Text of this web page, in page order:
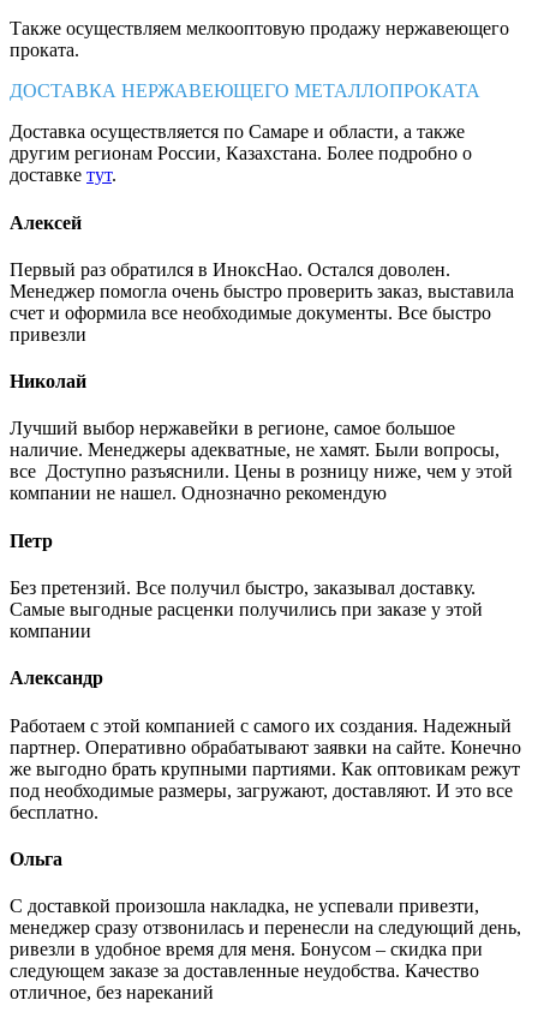
Также осуществляем мелкооптовую продажу нержавеющего
проката.
ДОСТАВКА НЕРЖАВЕЮЩЕГО МЕТАЛЛОПРОКАТА
Доставка осуществляется по Самаре и области, а также
другим регионам России, Казахстана. Более подробно о
доставке тут.
Алексей
Первый раз обратился в ИноксНао. Остался доволен.
Менеджер помогла очень быстро проверить заказ, выставила
счет и оформила все необходимые документы. Все быстро
привезли
Николай
Лучший выбор нержавейки в регионе, самое большое
наличие. Менеджеры адекватные, не хамят. Были вопросы,
все Доступно разъяснили. Цены в розницу ниже, чем у этой
компании не нашел. Однозначно рекомендую
Петр
Без претензий. Все получил быстро, заказывал доставку.
Самые выгодные расценки получились при заказе у этой
компании
Александр
Работаем с этой компанией с самого их создания. Надежный
партнер. Оперативно обрабатывают заявки на сайте. Конечно
же выгодно брать крупными партиями. Как оптовикам режут
под необходимые размеры, загружают, доставляют. И это все
бесплатно.
Ольга
С доставкой произошла накладка, не успевали привезти,
менеджер сразу отзвонилась и перенесли на следующий день,
ривезли в удобное время для меня. Бонусом – скидка при
следующем заказе за доставленные неудобства. Качество
отличное, без нареканий